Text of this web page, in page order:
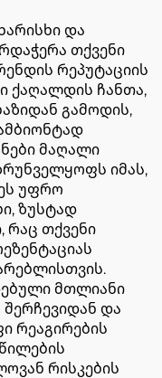
და
თქვენი
რეპუტაციის
ქაღალდის ჩანთა,
გამოდის,
მაღალი
იმას,
უფრო
ზუსტად
რაც თქვენი
მთლიანი
და
რეაგირების
რისკების